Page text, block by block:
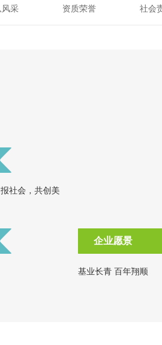
风采 资质荣誉 社会
社会，共创美
企业愿景
基业长青 百年翔顺